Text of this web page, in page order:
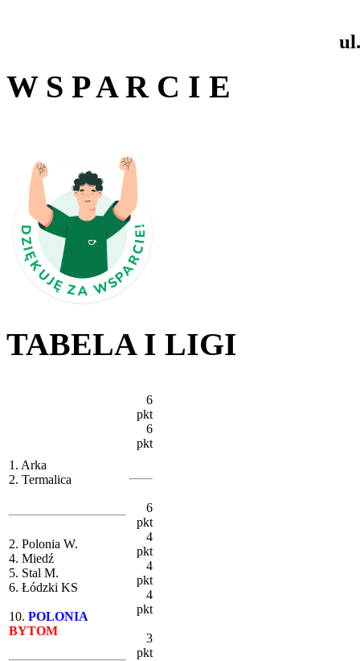
W S P A R C I E
TABELA I LIGI
1. Arka
2. Termalica
2. Polonia W.
4. Miedź
5. Stal M.
6. Łódzki KS
10. POLONIA
BYTOM
6
pkt
6
pkt
6
pkt
4
pkt
4
pkt
4
pkt
3
pkt